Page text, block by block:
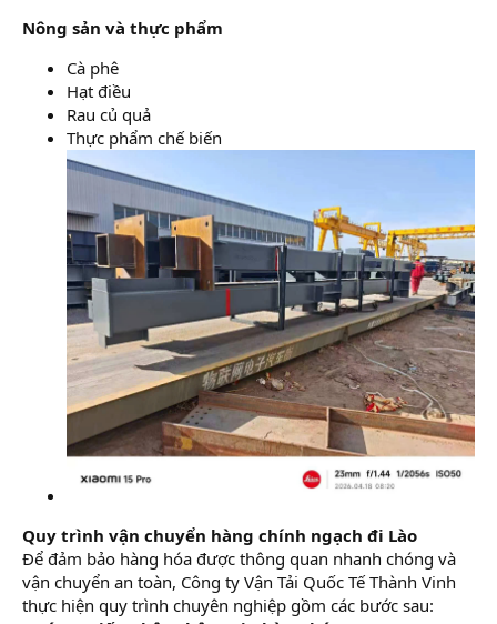
Nông sản và thực phẩm
Cà phê
Hạt điều
Rau củ quả
Thực phẩm chế biến
Quy trình vận chuyển hàng chính ngạch đi Lào
Để đảm bảo hàng hóa được thông quan nhanh chóng và
vận chuyển an toàn, Công ty Vận Tải Quốc Tế Thành Vinh
thực hiện quy trình chuyên nghiệp gồm các bước sau: